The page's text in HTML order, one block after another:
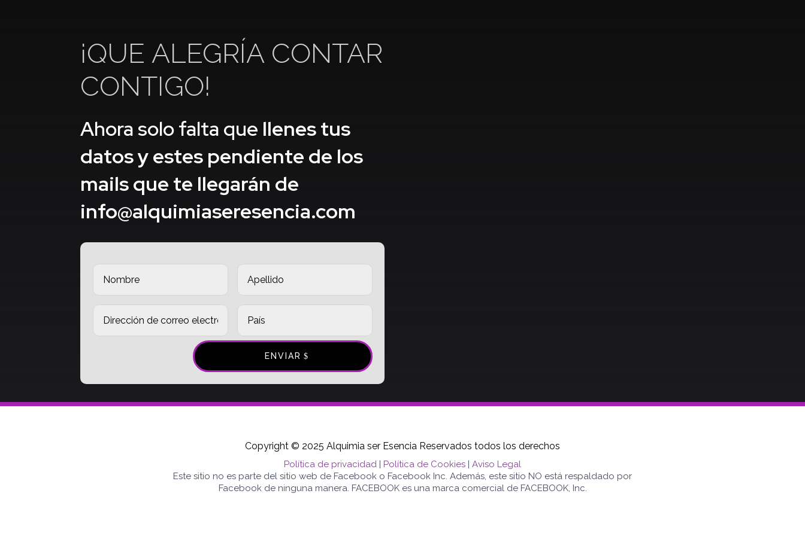
¡QUE ALEGRÍA CONTAR
CONTIGO!
Ahora solo falta que llenes tus
datos y estes pendiente de los
mails que te llegarán de
info@alquimiaseresencia.com
ENVIAR
Copyright © 2025 Alquimia ser Esencia Reservados todos los derechos
Política de privacidad | Política de Cookies | Aviso Legal
Este sitio no es parte del sitio web de Facebook o Facebook Inc. Además, este sitio NO está respaldado por
Facebook de ninguna manera. FACEBOOK es una marca comercial de FACEBOOK, Inc.